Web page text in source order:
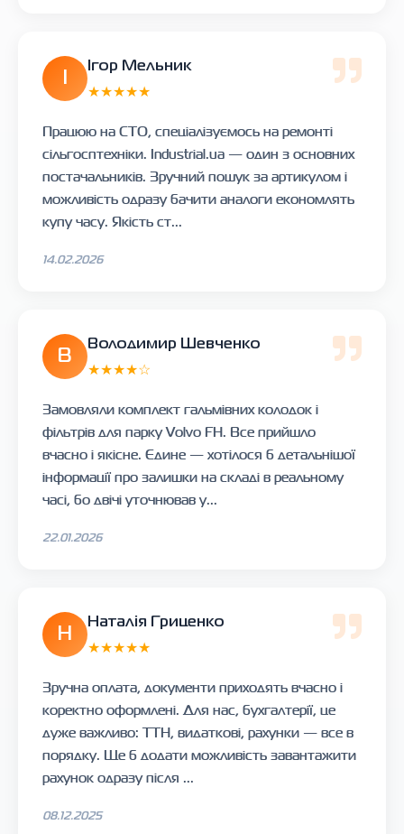
Ігор Мельник
★★★★★
Працюю на СТО, спеціалізуємось на ремонті
сільгосптехніки. Industrial.ua — один з основних
постачальників. Зручний пошук за артикулом і
можливість одразу бачити аналоги економлять
купу часу. Якість ст...
14.02.2026
В
Володимир Шевченко
★★★★☆
Замовляли комплект гальмівних колодок і
фільтрів для парку Volvo FH. Все прийшло
вчасно і якісне. Єдине — хотілося б детальнішої
інформації про залишки на складі в реальному
часі, бо двічі уточнював у...
22.01.2026
Н
Наталія Гриценко
★★★★★
Зручна оплата, документи приходять вчасно і
коректно оформлені. Для нас, бухгалтерії, це
дуже важливо: ТТН, видаткові, рахунки — все в
порядку. Ще б додати можливість завантажити
рахунок одразу після ...
08.12.2025